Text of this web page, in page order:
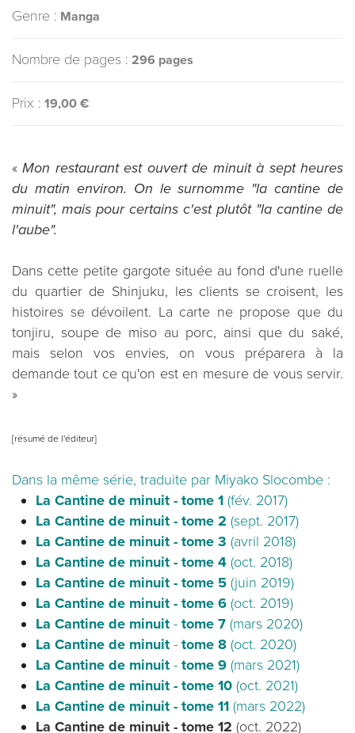
Genre : Manga
Nombre de pages : 296 pages
Prix : 19,00 €
«Mon restaurant est ouvert de minuit à sept heures
du matin environ. On le surnomme "la cantine de
minuit", mais pour certains c'est plutôt "la cantine de
l'aube".
Dans cette petite gargote située au fond d'une ruelle
du quartier de Shinjuku, les clients se croisent, les
histoires se dévoilent. La carte ne propose que du
tonjiru, soupe de miso au porc, ainsi que du saké,
mais selon vos envies, on vous préparera à la
demande tout ce qu'on est en mesure de vous servir.
»
[résumé de l'éditeur]
Dans la même série, traduite par Miyako Slocombe :
La Cantine de minuit - tome 1 (fév. 2017)
La Cantine de minuit - tome 2 (sept. 2017)
La Cantine de minuit - tome 3 (avril 2018)
La Cantine de minuit - tome 4 (oct. 2018)
La Cantine de minuit - tome 5 (juin 2019)
La Cantine de minuit - tome 6 (oct. 2019)
La Cantine de minuit - tome 7 (mars 2020)
La Cantine de minuit - tome 8 (oct. 2020)
La Cantine de minuit - tome 9 (mars 2021)
La Cantine de minuit - tome 10 (oct. 2021)
La Cantine de minuit - tome 11 (mars 2022)
La Cantine de minuit - tome 12 (oct. 2022)